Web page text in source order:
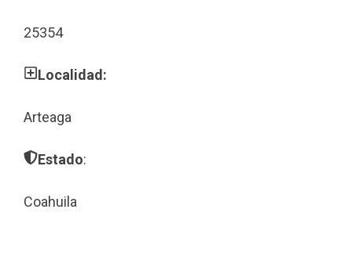
25354
Localidad:
Arteaga
Estado:
Coahuila